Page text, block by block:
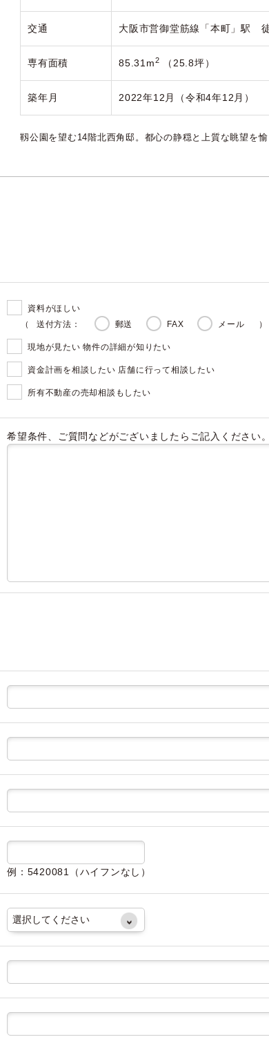
交通 大阪市営御堂筋線「本町」駅
専有面積 85.31m2 （25.8坪）
築年月 2022年12月（令和4年12月）
靱公園を望む14階北西角邸。都心の静穏と上質な眺望を
資料がほしい
（
送付方法： 郵送 FAX メール ）
現地が見たい 物件の詳細が知りたい
資金計画を相談したい 店舗に行って相談したい
所有不動産の売却相談もしたい
希望条件、ご質問などがございましたらご記入ください。
例：5420081（ハイフンなし）